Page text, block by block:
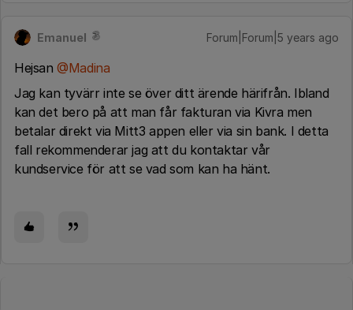
Emanuel Forum|Forum|5 years ago
Hejsan@Madina
Jag kan tyvärr inte se över ditt ärende härifrån. Ibland
kan det bero på att man får fakturan via Kivra men
betalar direkt via Mitt3 appen eller via sin bank. I detta
fall rekommenderar jag att du kontaktar vår
kundservice för att se vad som kan ha hänt.